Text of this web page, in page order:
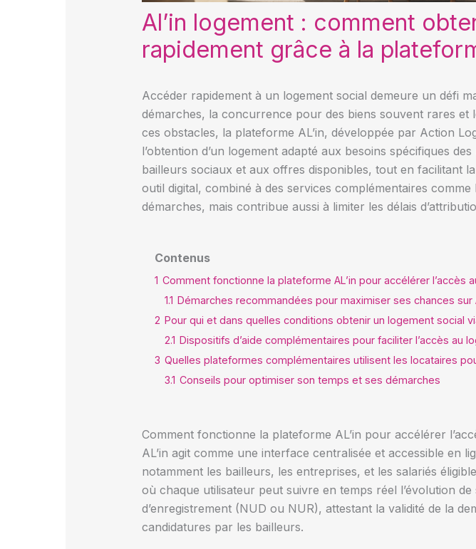
Al’in logement : comment
rapidement grâce à la
Accéder rapidement à un logement social demeure un défi
démarches, la concurrence pour des biens souvent rares et
ces obstacles, la plateforme AL’in, développée par Action
l’obtention d’un logement adapté aux besoins spécifiques
bailleurs sociaux et aux offres disponibles, tout en facilitant
outil digital, combiné à des services complémentaires
démarches, mais contribue aussi à limiter les délais
Contenus
1 Comment fonctionne la plateforme AL’in pour accélérer l’accès
1.1 Démarches recommandées pour maximiser ses chances sur
2 Pour qui et dans quelles conditions obtenir un logement social
2.1 Dispositifs d’aide complémentaires pour faciliter l’accès au
3 Quelles plateformes complémentaires utilisent les locataires
3.1 Conseils pour optimiser son temps et ses démarches
Comment fonctionne la plateforme AL’in pour accélérer
AL’in agit comme une interface centralisée et accessible en
notamment les bailleurs, les entreprises, et les salariés
où chaque utilisateur peut suivre en temps réel l’évolution
d’enregistrement (NUD ou NUR), attestant la validité de la
candidatures par les bailleurs.